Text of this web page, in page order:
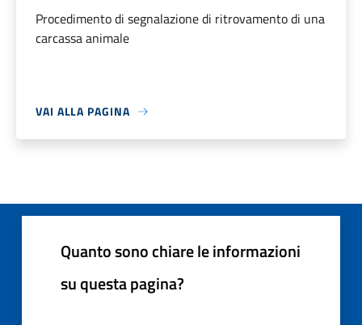
Procedimento di segnalazione di ritrovamento di una
carcassa animale
VAI ALLA PAGINA
Quanto sono chiare le informazioni
su questa pagina?